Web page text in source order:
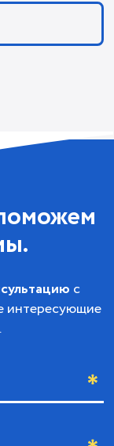
с
интересующие